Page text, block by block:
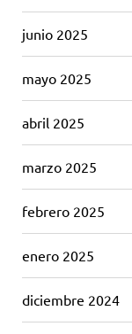
junio 2025
mayo 2025
abril 2025
marzo 2025
febrero 2025
enero 2025
diciembre 2024